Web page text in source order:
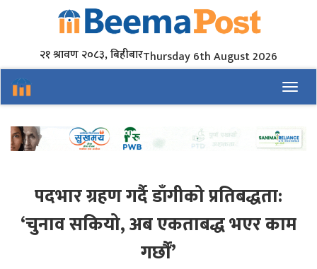
२१ श्रावण २०८३, बिहीबारThursday 6th August 2026
पदभार ग्रहण गर्दै डाँगीको प्रतिबद्धता:
‘चुनाव सकियो, अब एकताबद्ध भएर काम
गर्छौं’